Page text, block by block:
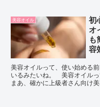
美容オイル
初
オ
容
美容オイルって、使い始める
いるみたいね。 美容オイルっ
まあ、確かに上級者さん向け